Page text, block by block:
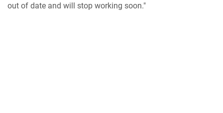
out of date and will stop working soon."